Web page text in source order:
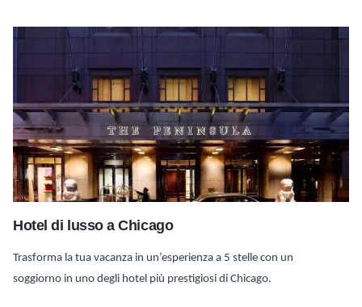
Hotel di lusso a Chicago
Trasforma la tua vacanza in un’esperienza a 5 stelle con un
soggiorno in uno degli hotel più prestigiosi di Chicago.
Hotel di lusso a Chicago